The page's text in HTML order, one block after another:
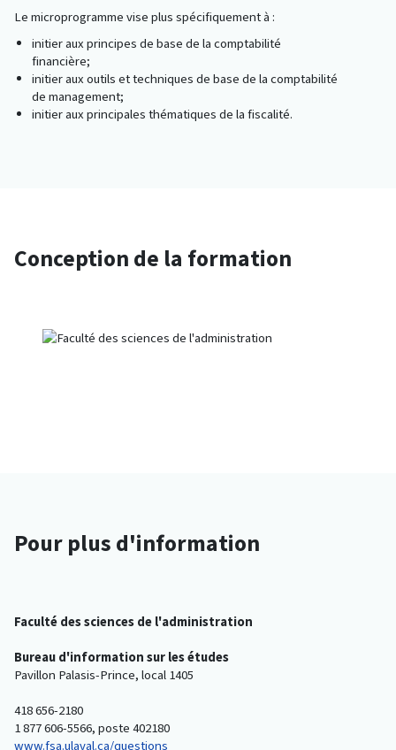
Le microprogramme vise plus spécifiquement à :
initier aux principes de base de la comptabilité
financière;
initier aux outils et techniques de base de la comptabilité
de management;
initier aux principales thématiques de la fiscalité.
Conception de la formation
Pour plus d'information
Faculté des sciences de l'administration
Bureau d'information sur les études
Pavillon Palasis-Prince, local 1405
418 656-2180
1 877 606-5566, poste 402180
www.fsa.ulaval.ca/questions